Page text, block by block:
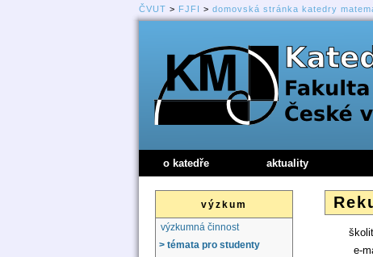
ČVUT > FJFI > domovská stránka katedry
e-
o katedře aktuality
výzkum
výzkumná činnost
> témata pro studenty